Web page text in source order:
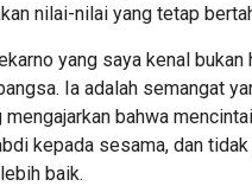
nilai-nilai yang tetap
yang saya kenal
Ia adalah semangat
mengajarkan bahwa
kepada sesama, dan
baik.